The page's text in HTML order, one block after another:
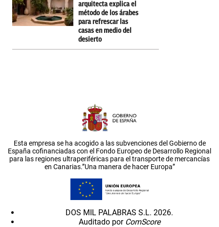
arquitecta explica el
método de los árabes
para refrescar las
casas en medio del
desierto
Esta empresa se ha acogido a las subvenciones del Gobierno de
España cofinanciadas con el Fondo Europeo de Desarrollo Regional
para las regiones ultraperiféricas para el transporte de mercancías
en Canarias.”Una manera de hacer Europa”
DOS MIL PALABRAS S.L. 2026.
Auditado por ComScore